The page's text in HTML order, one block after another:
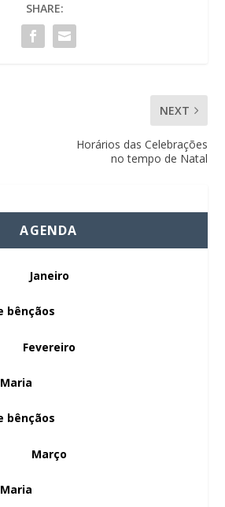
SHARE:
NEXT
Horários das Celebrações
no tempo de Natal
AGENDA
Janeiro
bênçãos
Fevereiro
bênçãos
Março